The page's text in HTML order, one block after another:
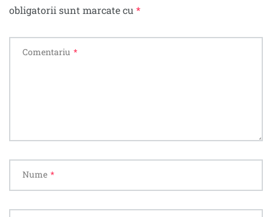
obligatorii sunt marcate cu *
Comentariu *
Nume *